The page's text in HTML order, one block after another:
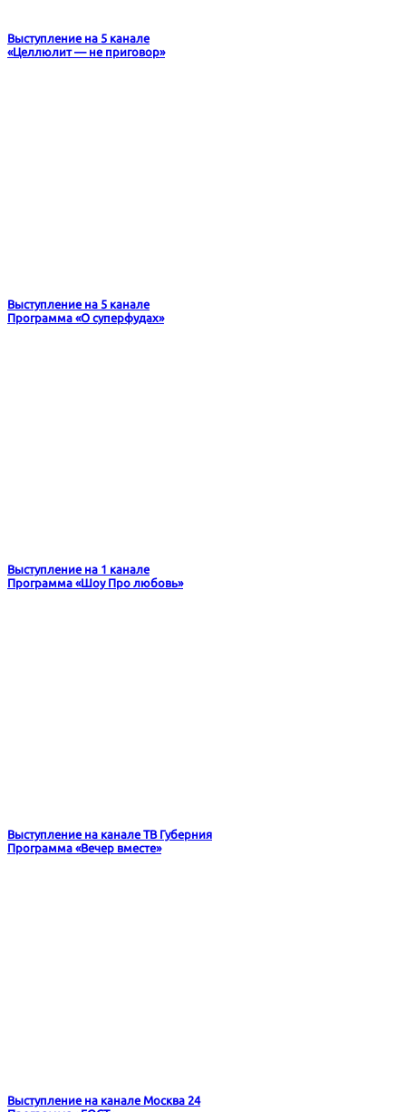
Выступление на 5 канале
«Целлюлит — не приговор»
Выступление на 5 канале
Программа «О суперфудах»
Выступление на 1 канале
Программа «Шоу Про любовь»
Выступление на канале ТВ Губерния
Программа «Вечер вместе»
Выступление на канале Москва 24